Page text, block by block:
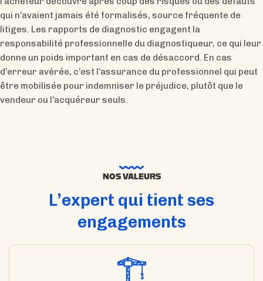
qui n’avaient jamais été formalisés, source fréquente de
litiges.​ Les rapports de diagnostic engagent la
responsabilité professionnelle du diagnostiqueur, ce qui leur
donne un poids important en cas de désaccord. En cas
d’erreur avérée, c’est l’assurance du professionnel qui peut
être mobilisée pour indemniser le préjudice, plutôt que le
vendeur ou l’acquéreur seuls.
NOS VALEURS
L’expert qui tient ses
engagements